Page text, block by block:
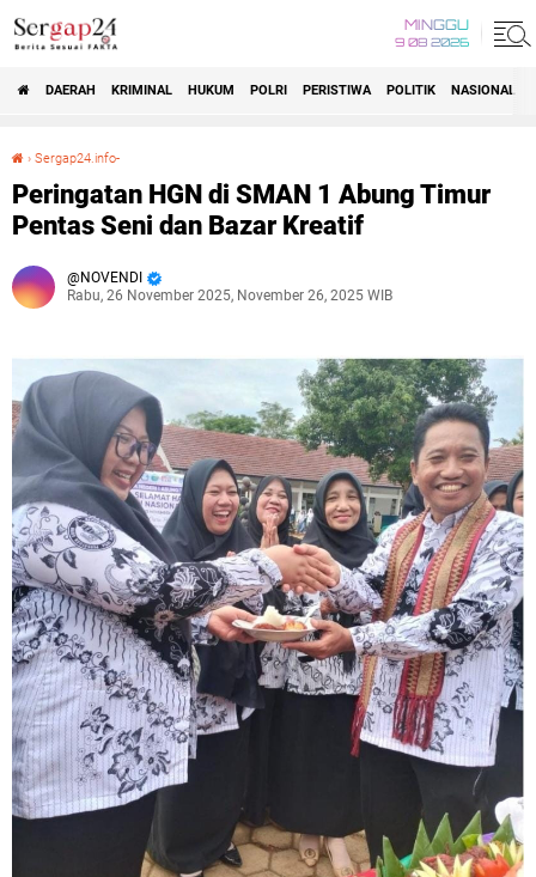
MINGGU
9 08 2026
DAERAH KRIMINAL HUKUM POLRI PERISTIWA POLITIK NASIONAL
› Sergap24.info-
Peringatan HGN di SMAN 1 Abung Timur
Pentas Seni dan Bazar Kreatif
NOVENDI
Rabu, 26 November 2025, November 26, 2025 WIB